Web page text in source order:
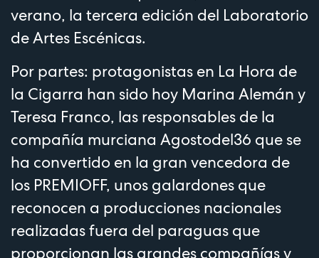
verano, la tercera edición del Laboratorio
de Artes Escénicas.
Por partes: protagonistas en La Hora de
la Cigarra han sido hoy Marina Alemán y
Teresa Franco, las responsables de la
compañía murciana Agostodel36 que se
ha convertido en la gran vencedora de
los PREMIOFF, unos galardones que
reconocen a producciones nacionales
realizadas fuera del paraguas que
proporcionan las grandes compañías y